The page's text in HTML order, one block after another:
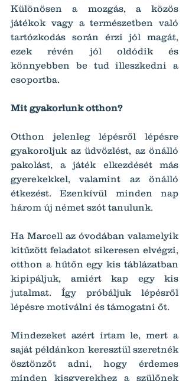
Különösen a mozgás, a közös
játékok vagy a természetben való
tartózkodás során érzi jól magát,
ezek révén jól oldódik és
könnyebben be tud illeszkedni a
csoportba.
Mit gyakorlunk otthon?
Otthon jelenleg lépésről lépésre
gyakoroljuk az üdvözlést, az önálló
pakolást, a játék elkezdését más
gyerekekkel, valamint az önálló
étkezést. Ezenkívül minden nap
három új német szót tanulunk.
Ha Marcell az óvodában valamelyik
kitűzött feladatot sikeresen elvégzi,
otthon a hűtőn egy kis táblázatban
kipipáljuk, amiért kap egy kis
jutalmat. Így próbáljuk lépésről
lépésre motiválni és támogatni őt.
Mindezeket azért írtam le, mert a
saját példánkon keresztül szeretnék
ösztönzőt adni, hogy érdemes
minden kisgyerekhez a szülőnek